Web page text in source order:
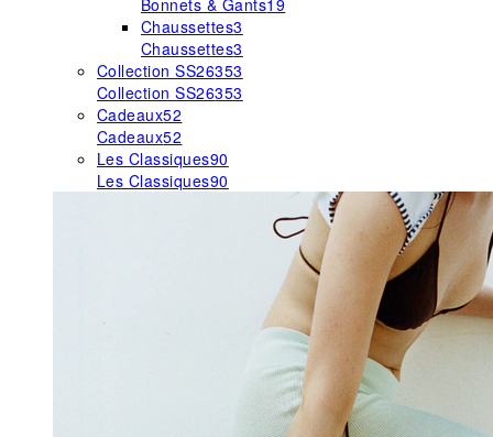
Bonnets & Gants19
Chaussettes3
Chaussettes3
Collection SS26353
Collection SS26353
Cadeaux52
Cadeaux52
Les Classiques90
Les Classiques90